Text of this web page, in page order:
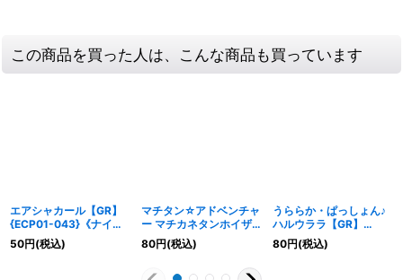
この商品を買った人は、こんな商品も買っています
エアシャカール【GR】
{ECP01-043}《ナイト
メア》
50円(税込)
マチタン☆アドベンチャ
ー マチカネタンホイザ
【GR】{ECP01-041}
《ナイトメア》
80円(税込)
うららか・ぱっしょん♪
ハルウララ【GR】
{ECP01-005}《エル
フ》
80円(税込)